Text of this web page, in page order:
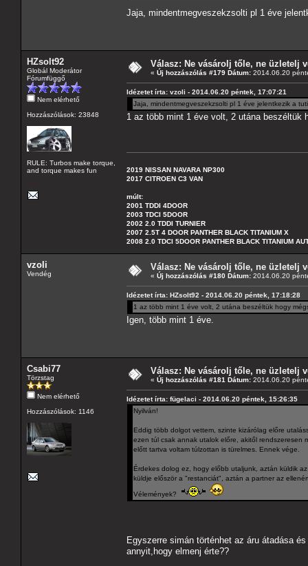
Jaja, mindentmegveszekzsolti pl 1 éve
HZsolt92
Globál Moderátor
Fórumfüggő
Nem elérhető
Hozzászólások: 23848
RULE: Turbos make torque,
and torque makes fun
Válasz: Ne vásárolj tőle, ne üzletelj
« Új hozzászólás #179 Dátum: 2014.06.20
Idézetet írta: vzoli - 2014.06.20 péntek, 17:07:21
Jaja, mindentmegveszekzsolti pl 1 éve jelentkezik a
1 az több mint 1 éve volt, 2 utána beszéltük
2019 NISSAN NAVARA NP300
2017 CITROEN C3 VAN
múlt:
2001 TDDI 4DOOR
2003 TDCI 5DOOR
2002 2.0 TDDI TURNIER
2007 2.5T 4 DOOR PANTHER BLACK TITANIUM X
2008 2.0 TDCI 5DOOR PANTHER BLACK TITANIUM
vzoli
Vendég
Válasz: Ne vásárolj tőle, ne üzletelj
« Új hozzászólás #180 Dátum: 2014.06.20
Idézetet írta: HZsolt92 - 2014.06.20 péntek, 17:18:28
1 az több mint 1 éve volt, 2 utána beszéltük hogy
Igen, több mint 1 éve.
Csabi77
Törzstag
Nem elérhető
Hozzászólások: 1146
Válasz: Ne vásárolj tőle, ne üzletelj
« Új hozzászólás #181 Dátum: 2014.06.20
Idézetet írta: fügelaci - 2014.06.20 péntek, 15:26:35
Nyilván!
Eddig több dolgot vettem, szinte kizárólag előre
ezen túl csak annak utalok előre, akitől rendszeresen
előtt tartva voltam túlzottan is türelmes. Ennek vége.
Érdekes dolog ez, hogy előbb utaljunk, aztán küldik
küldje először a "restanciát", aztán a partner az
Vélemények?
Egyszerre simán történhet az áru átadása
annyit,hogy elmenj érte??